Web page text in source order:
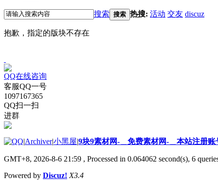
搜索 搜索 热搜: 活动 交友 discuz
抱歉，指定的版块不存在
QQ在线咨询
客服QQ一号
1097167365
QQ扫一扫
进群
|Archiver|小黑屋|9块9素材网-＿免费素材网-＿本站注册账
GMT+8, 2026-8-6 21:59 , Processed in 0.064062 second(s), 6
Powered by Discuz! X3.4